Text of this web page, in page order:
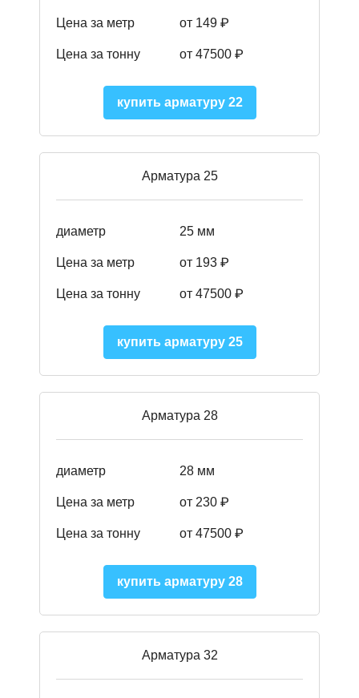
Цена за метр от 149 ₽
Цена за тонну от 47500 ₽
купить арматуру 22
Арматура 25
диаметр 25 мм
Цена за метр от 193 ₽
Цена за тонну от 47500 ₽
купить арматуру 25
Арматура 28
диаметр 28 мм
Цена за метр от 230 ₽
Цена за тонну от 47500 ₽
купить арматуру 28
Арматура 32